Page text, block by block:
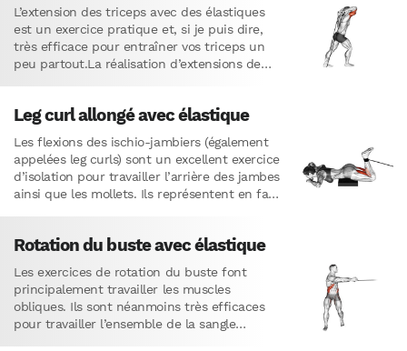
L’extension des triceps avec des élastiques
est un exercice pratique et, si je puis dire,
très efficace pour entraîner vos triceps un
peu partout.La réalisation d’extensions de
Leg curl allongé avec élastique
Les flexions des ischio-jambiers (également
appelées leg curls) sont un excellent exercice
d’isolation pour travailler l’arrière des jambes
ainsi que les mollets. Ils représentent en fait
Rotation du buste avec élastique
Les exercices de rotation du buste font
principalement travailler les muscles
obliques. Ils sont néanmoins très efficaces
pour travailler l’ensemble de la sangle